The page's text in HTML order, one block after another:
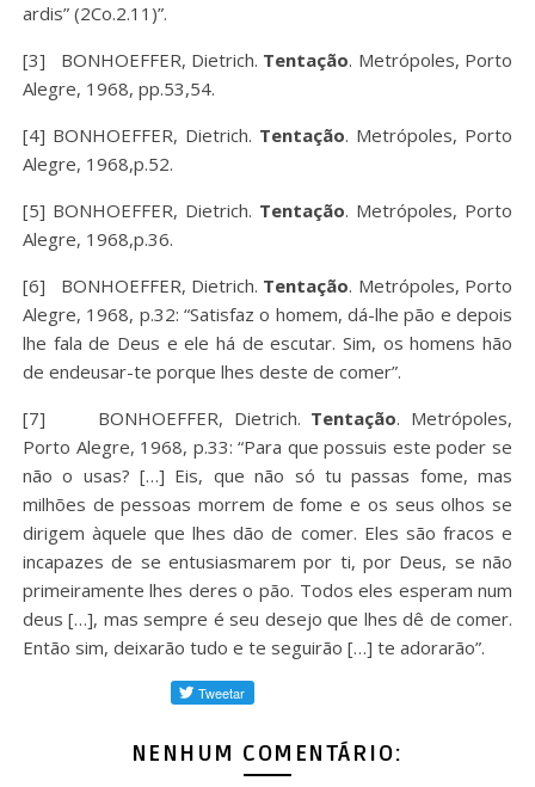
ardis” (2Co.2.11)”.
[3] BONHOEFFER, Dietrich. Tentação. Metrópoles, Porto
Alegre, 1968, pp.53,54.
[4] BONHOEFFER, Dietrich. Tentação. Metrópoles, Porto
Alegre, 1968,p.52.
[5] BONHOEFFER, Dietrich. Tentação. Metrópoles, Porto
Alegre, 1968,p.36.
[6] BONHOEFFER, Dietrich. Tentação. Metrópoles, Porto
Alegre, 1968, p.32: “Satisfaz o homem, dá-lhe pão e depois
lhe fala de Deus e ele há de escutar. Sim, os homens hão
de endeusar-te porque lhes deste de comer”.
[7] BONHOEFFER, Dietrich. Tentação. Metrópoles,
Porto Alegre, 1968, p.33: “Para que possuis este poder se
não o usas? […] Eis, que não só tu passas fome, mas
milhões de pessoas morrem de fome e os seus olhos se
dirigem àquele que lhes dão de comer. Eles são fracos e
incapazes de se entusiasmarem por ti, por Deus, se não
primeiramente lhes deres o pão. Todos eles esperam num
deus […], mas sempre é seu desejo que lhes dê de comer.
Então sim, deixarão tudo e te seguirão […] te adorarão”.
NENHUM COMENTÁRIO: